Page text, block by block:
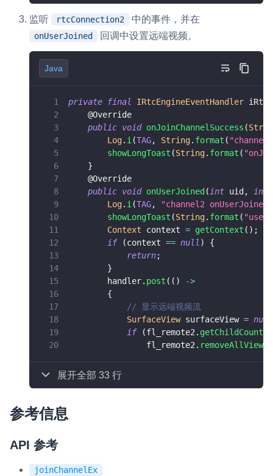
监听 rtcConnection2 中的事件，并在
onUserJoined 回调中设置远端视频。
Java
private final IRtcEngineEventHandler
@Override
public void onJoinChannelSuccess (
Log. i (TAG, String. format (
showLongToast (String. format (
}
@Override
public void onUserJoined ( int uid , int
Log. i (TAG,
"channel2
showLongToast (String. format ( "user
Context context = getContext ( ) ;
if
(context == null )
{
return;
}
        handler
. post ( ( )
->
{
// 显示远端视频流
SurfaceView surfaceView = null
if
(fl_remote2 . getChildCount
                fl_remote2
. removeAllViews
展开全部 33 行
参考信息
API 参考
joinChannelEx